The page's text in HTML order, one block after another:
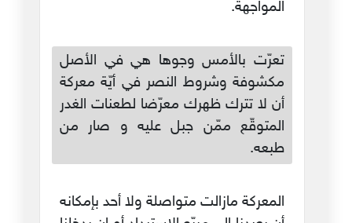
المواجهة.
تعرّت بالأمس وجوها هي في الأصل
مكشوفة وشروط النصر في أيّة معركة
أن لا تترك ظهرك معرّضا لطعنات الغدر
المتوقّع ممّن جبل عليه و صار من
طبعه.
المعركة مازالت متواصلة ولا أحد بإمكانه